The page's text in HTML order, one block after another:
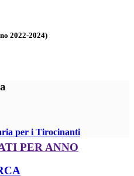
2022-2024)
per i Tirocinanti
PER ANNO